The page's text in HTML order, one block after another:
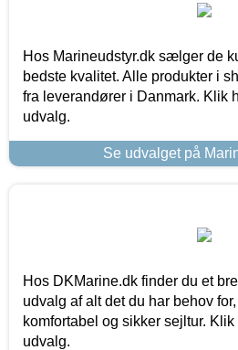
Hos Marineudstyr.dk sælger de
bedste kvalitet. Alle produkter i
fra leverandører i Danmark. Klik
udvalg.
Se udvalget på
Hos DKMarine.dk finder du et
udvalg af alt det du har behov
komfortabel og sikker sejltur.
udvalg.